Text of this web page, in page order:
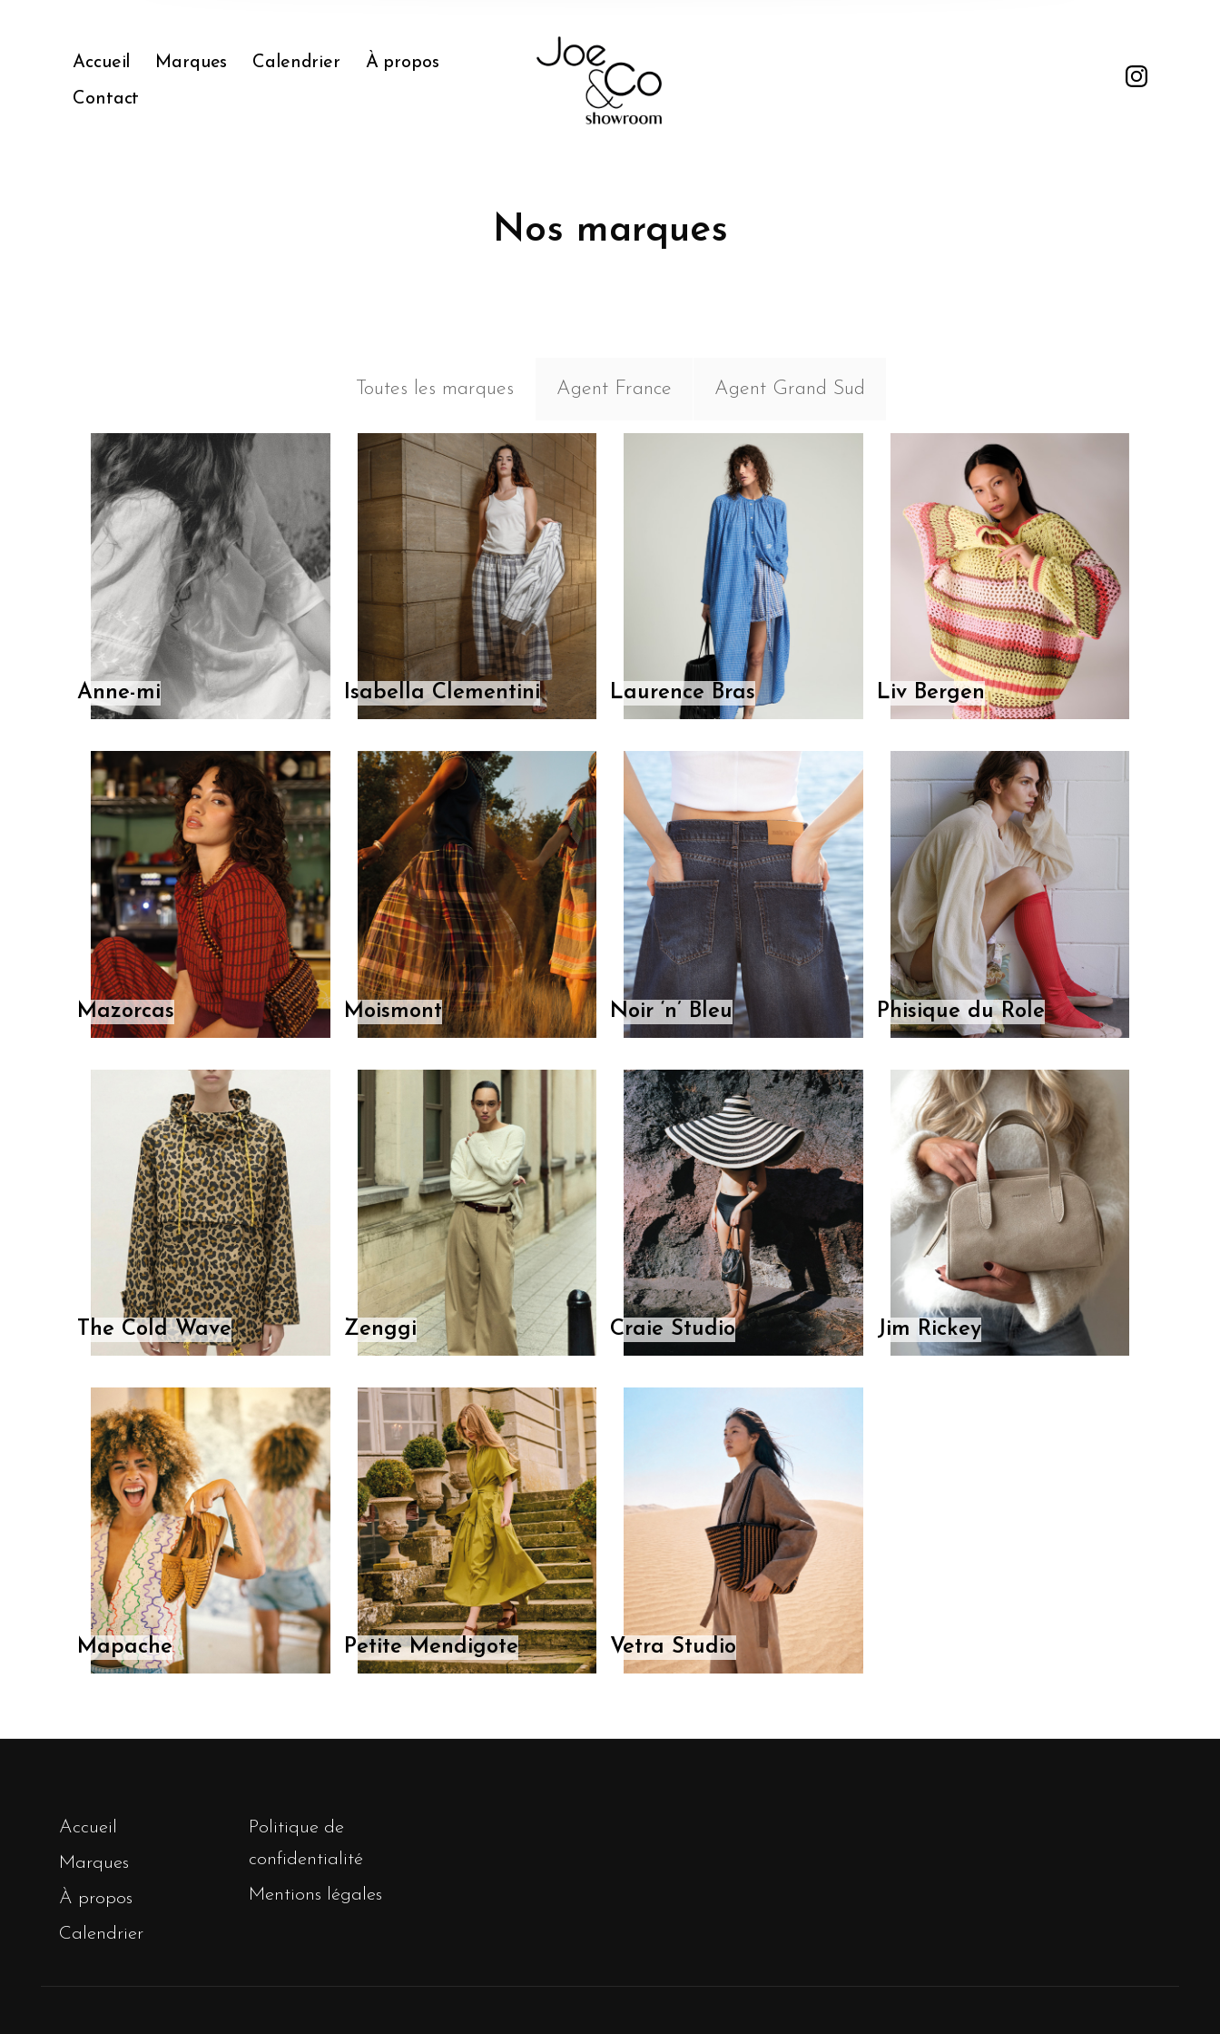
Accueil Marques Calendrier
À propos
Contact
Nos marques
Toutes les marques Agent France Agent Grand Sud
Anne-mi Isabella Clementini Laurence Bras Liv Bergen
Mazorcas Moismont Noir ‘n’ Bleu Phisique du Role
The Cold Wave Zenggi Craie Studio Jim Rickey
Mapache Petite Mendigote Vetra Studio
Accueil
Marques
À propos
Calendrier
Politique de
confidentialité
Mentions légales